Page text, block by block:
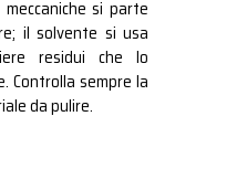
si parte
il solvente si usa
residui che lo
Controlla sempre la
da pulire.